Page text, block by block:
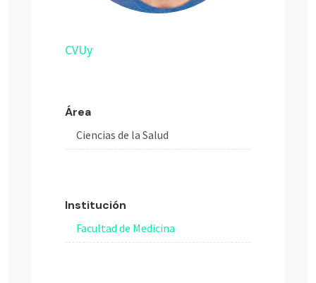
CVUy
Área
Ciencias de la Salud
Institución
Facultad de Medicina